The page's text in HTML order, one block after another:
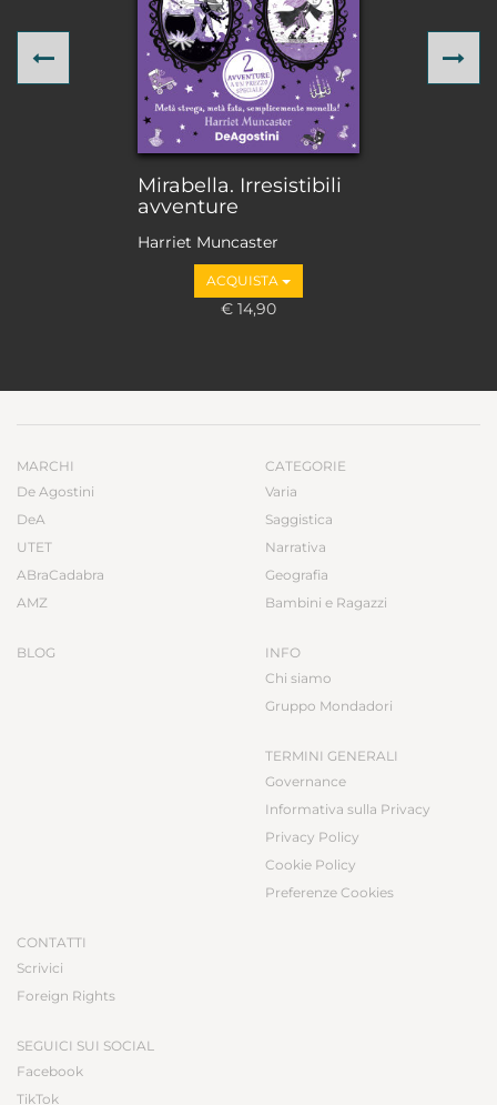
Mirabella. Irresistibili
avventure
Harriet Muncaster
ACQUISTA
€ 14,90
Previous
MARCHI
De Agostini
DeA
UTET
ABraCadabra
AMZ
BLOG
CATEGORIE
Varia
Saggistica
Narrativa
Geografia
Bambini e Ragazzi
INFO
Chi siamo
Gruppo Mondadori
TERMINI GENERALI
Governance
Informativa sulla Privacy
Privacy Policy
Cookie Policy
Preferenze Cookies
CONTATTI
Scrivici
Foreign Rights
SEGUICI SUI SOCIAL
Facebook
TikTok